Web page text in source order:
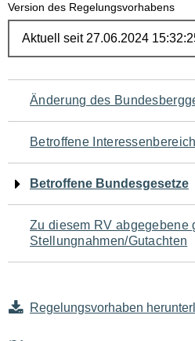
Version des Regelungsvorhabens
Navigation
für
den
Seiteninhalt
Änderung des
Betroffene
Betroffene Bundesgesetze
Zu diesem RV abgegebene
Stellungnahmen/Gutachten
Regelungsvorhaben